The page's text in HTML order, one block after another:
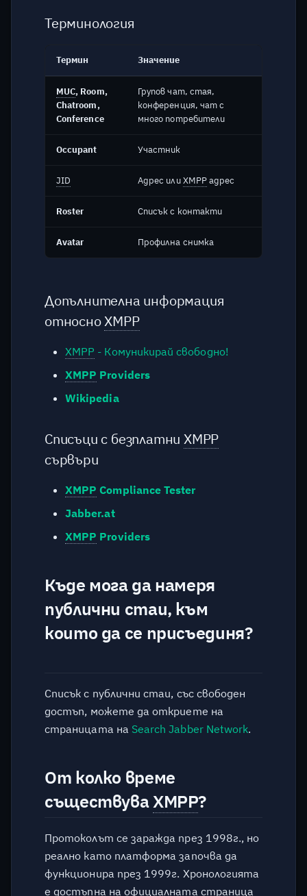
опит за регистрация?
Защо CAPTCHA се
визуализира частично?
Защо CAPTCHA се
забележимо?
Защо получавам
провеждам аудио и видео
комуникация с Gadjim?
Как да изключа
архивирането на
съобщенията?
на сървъра?
Какви данни се пренасят
за осъществяване на Push
Notifications?
Криптирани ли са
Как би изглеждала снимка,
която се съхранява на
сървъра в криптиран вид?
съобщенията и файлове
на потребителите?
Какви разходи поражда
Как мога да стана
спонсор?
Терминология
Термин Значение
MUC, Room,
Chatroom,
Conference
Групов чат, стая,
конференция, чат с
много потребители
Occupant Участник
JID Адрес илиXMPPадрес
Roster Списък с контакти
Avatar Профилна снимка
Допълнителна информация
относноXMPP
XMPP - Комуникирай свободно!
XMPP Providers
Wikipedia
Списъци с безплатниXMPP
сървъри
XMPP Compliance Tester
Jabber.at
XMPP Providers
Къде мога да намеря
публични стаи, към
които да се присъединя?
Списък с публични стаи, със свободен
достъп, можете да откриете на
страницата на Search Jabber Network.
От колко време
съществуваXMPP?
Протоколът се заражда през 1998г., но
реално като платформа започва да
функционира през 1999г. Хронологията
е достъпна на официалната страница